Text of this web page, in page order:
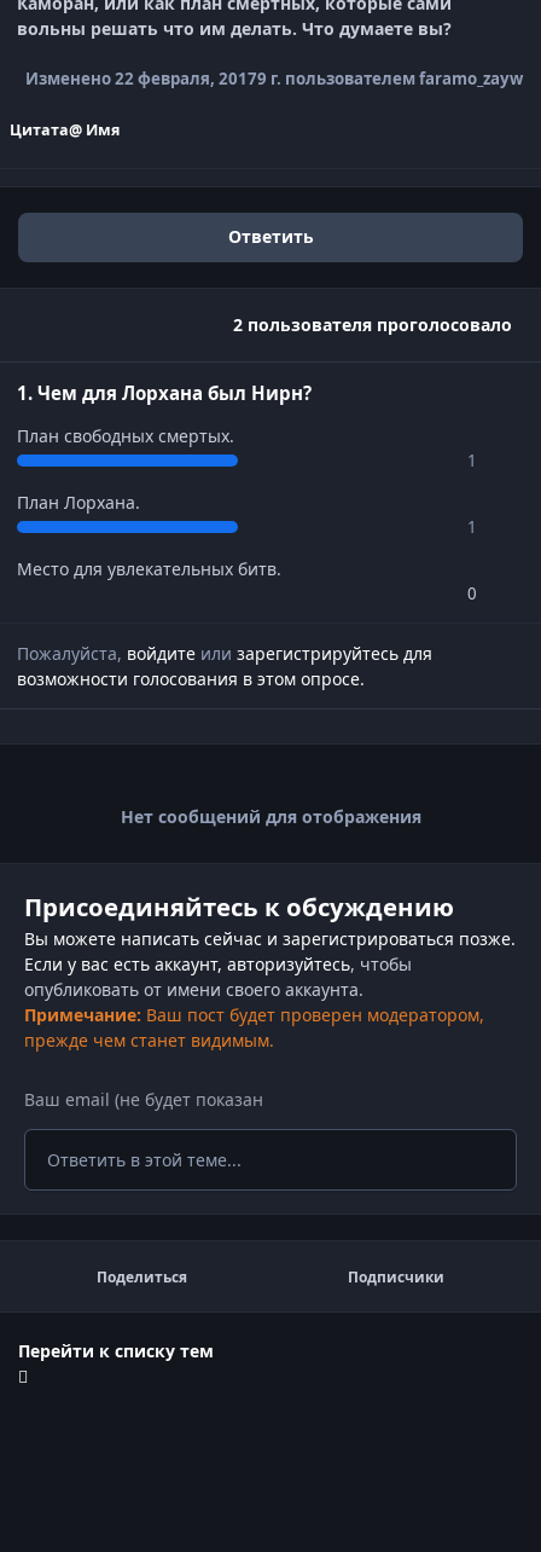
вольны решать что им делать. Что думаете вы?
Изменено22 февраля, 20179 г. пользователем faramo_zayw
Цитата@ Имя
Ответить
2 пользователя проголосовало
1. Чем для Лорхана был Нирн?
План свободных смертых.
1
План Лорхана.
1
Место для увлекательных битв.
0
Пожалуйста, войдите или зарегистрируйтесь для
возможности голосования в этом опросе.
Нет сообщений для отображения
Присоединяйтесь к обсуждению
Вы можете написать сейчас и зарегистрироваться позже.
Если у вас есть аккаунт, авторизуйтесь, чтобы
опубликовать от имени своего аккаунта.
Примечание: Ваш пост будет проверен модератором,
прежде чем станет видимым.
Ответить в этой теме...
Поделиться Подписчики
Перейти к списку тем